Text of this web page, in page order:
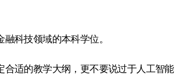
科技领域的本科学位。
适的教学大纲，更不要说过于人工智能